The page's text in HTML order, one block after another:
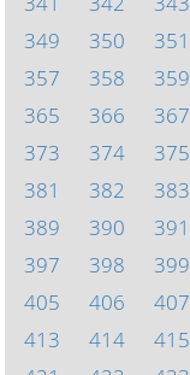
349
350 351
357
358 359
365
366 367
373
374 375
381
382 383
389
390 391
397
398 399
405
406 407
413
414 415